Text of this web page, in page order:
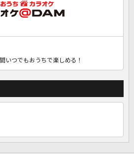
いつでもおうちで楽しめる！